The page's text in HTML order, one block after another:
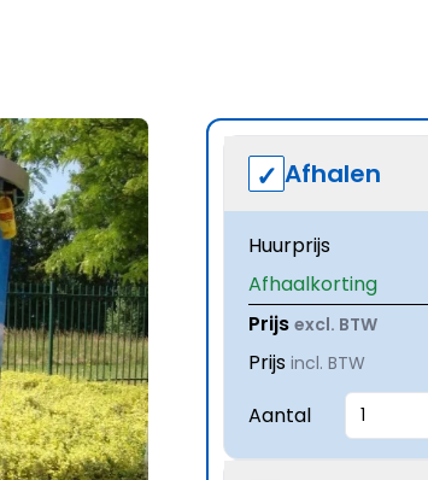
Afhalen
Huurprijs
Afhaalkorting
Prijs excl. BTW
Prijs incl. BTW
Aantal